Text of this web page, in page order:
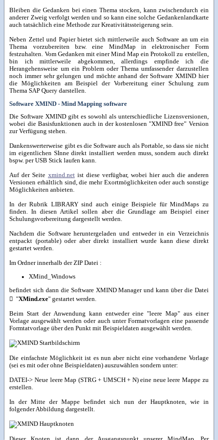
Bleiben die Gedanken bei einen Thema stocken, kann zwischendurch ein
anderer Zweig verfolgt werden und so kann eine solche Gedankenlandkarte
auch tatsächlich eine Methode zur Kreativitätssteigerung sein.
Neben Zettel und Papier bietet sich mittlerweile auch Software an um ein
Thema vorzubereiten bzw. eine MindMap in elektronischer Form
festzuhalten. Vom Gedanken mit einer Mind Map ein Protokoll zu erstellen,
bin ich mittlerweile abgekommen, allerdings empfinde ich die
Herangehensweise um ein Problem oder Thema umfassender darzustellen
noch immer sehr gelungen und möchte anhand der Software XMIND hier
die Möglichkeiten am Beispiel der Vorbereitung einer Schulung zum
Thema SAP Query darstellen.
Software XMIND - Mind Mapping software
Die Software XMIND gibt es sowohl als unterschiedliche Lizensversionen,
wobei die Basisfunktionen auch in der kostenlosen "XMIND free" Version
zur Verfügung stehen.
Dankenswerterweise gibt es die Software auch als Portable, so dass sie nicht
im eigentlichen SInne direkt installiert werden muss, sondern auch direkt
bspw. per USB Stick laufen kann.
Auf der Seite xmind.netist diese verfügbar, wobei hier auch die anderen
Versionen erhältlich sind, die mehr Exortmöglichkeiten oder auch sonstige
Möglichkeiten anbieten.
In der Rubrik LIBRARY sind auch einige Beispiele für MindMaps zu
finden. In diesen Artikel sollen aber die Grundlage am Beispiel einer
Schulungsvorbereitung dargestellt werden.
Nachdem die Software heruntergeladen und entweder in ein Verzeichnis
entpackt (portable) oder aber direkt installiert wurde kann diese direkt
gestartet werden.
Im Ordner innerhalb der ZIP Datei :
XMind_Windows
befindet sich dann die Software XMIND Manager und kann über die Datei
 "XMind.exe" gestartet werden.
Beim Start der Anwendung kann entweder eine "leere Map" aus einer
Vorlage ausgewählt werden oder auch unter Formatvorlagen eine passende
Formtatvorlage über den Punkt mit Beispieldaten ausgewählt werden.
Die einfachste Möglichkeit ist es nun aber nicht eine vorhandene Vorlage
(sei es mit oder ohne Beispieldaten) auszuwählen sondern unter:
DATEI-> Neue leere Map (STRG + UMSCH + N) eine neue leere Mappe zu
erstellen.
In der Mitte der Mappe befindet sich nun der Hauptknoten, wie in
folgender Abbildung dargestellt.